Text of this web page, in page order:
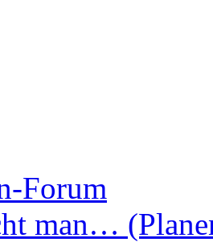
Forum
man…